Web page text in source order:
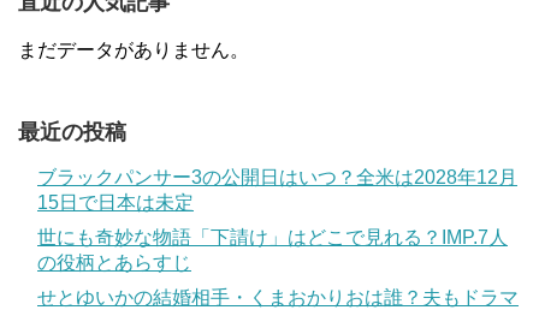
まだデータがありません。
最近の投稿
ブラックパンサー3の公開日はいつ？全米は2028年12月
15日で日本は未定
世にも奇妙な物語「下請け」はどこで見れる？IMP.7人
の役柄とあらすじ
せとゆいかの結婚相手・くまおかりおは誰？夫もドラマ